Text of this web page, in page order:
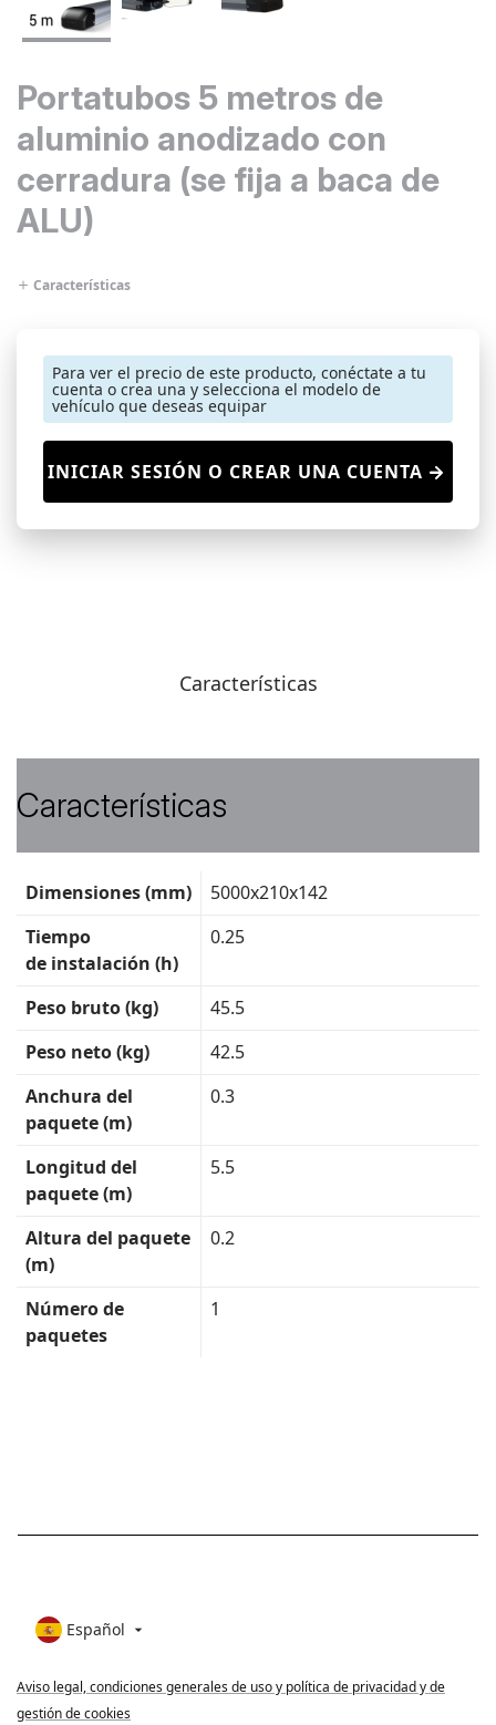
Portatubos 5 metros de
aluminio anodizado con
cerradura (se fija a baca de
ALU)
Características
Para ver el precio de este producto, conéctate a tu
cuenta o crea una y selecciona el modelo de
vehículo que deseas equipar
INICIAR SESIÓN O CREAR UNA CUENTA
Características
Características
técnica
Dimensiones (mm)
5000x210x142
Tiempo
de instalación (h)
0.25
Peso bruto (kg)
45.5
Peso neto (kg)
42.5
Anchura del
paquete (m)
0.3
Longitud del
paquete (m)
5.5
Altura del paquete
(m)
0.2
Número de
paquetes
1
Español 
Aviso legal, condiciones generales de uso y política de privacidad y de
gestión de cookies